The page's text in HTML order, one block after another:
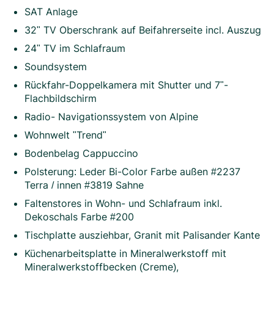
SAT Anlage
32" TV Oberschrank auf Beifahrerseite incl. Auszug
24" TV im Schlafraum
Soundsystem
Rückfahr-Doppelkamera mit Shutter und 7"-
Flachbildschirm
Radio- Navigationssystem von Alpine
Wohnwelt "Trend"
Bodenbelag Cappuccino
Polsterung: Leder Bi-Color Farbe außen #2237
Terra / innen #3819 Sahne
Faltenstores in Wohn- und Schlafraum inkl.
Dekoschals Farbe #200
Tischplatte ausziehbar, Granit mit Palisander Kante
Küchenarbeitsplatte in Mineralwerkstoff mit
Mineralwerkstoffbecken (Creme),